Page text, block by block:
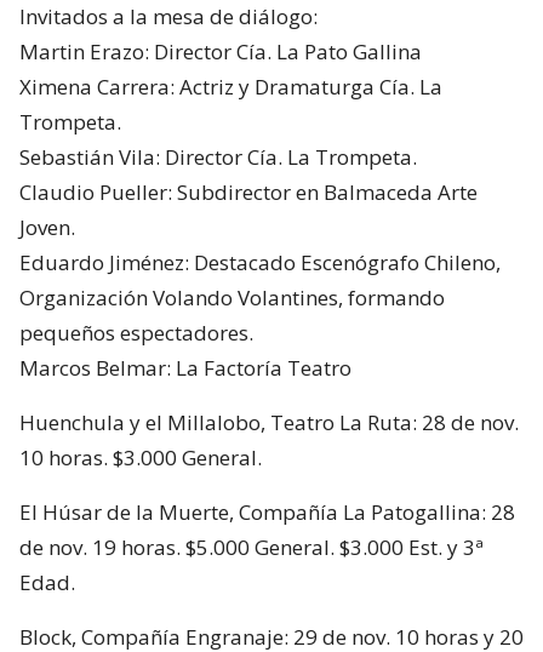
Invitados a la mesa de diálogo:
Martin Erazo: Director Cía. La Pato Gallina
Ximena Carrera: Actriz y Dramaturga Cía. La
Trompeta.
Sebastián Vila: Director Cía. La Trompeta.
Claudio Pueller: Subdirector en Balmaceda Arte
Joven.
Eduardo Jiménez: Destacado Escenógrafo Chileno,
Organización Volando Volantines, formando
pequeños espectadores.
Marcos Belmar: La Factoría Teatro
Huenchula y el Millalobo, Teatro La Ruta: 28 de nov.
10 horas. $3.000 General.
El Húsar de la Muerte, Compañía La Patogallina: 28
de nov. 19 horas. $5.000 General. $3.000 Est. y 3ª
Edad.
Block, Compañía Engranaje: 29 de nov. 10 horas y 20